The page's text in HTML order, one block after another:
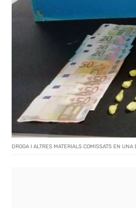
DROGA I ALTRES MATERIALS COMISSATS EN